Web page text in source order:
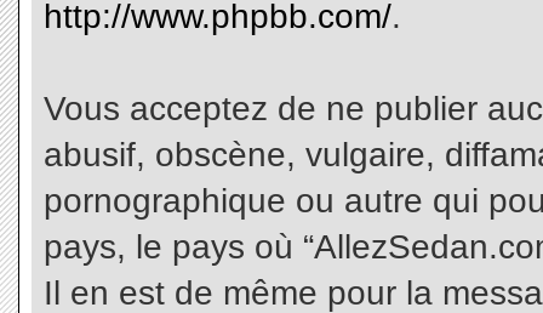
http://www.phpbb.com/.
Vous acceptez de ne publier
abusif, obscène, vulgaire,
pornographique ou autre qui
pays, le pays où
Il en est de même pour la